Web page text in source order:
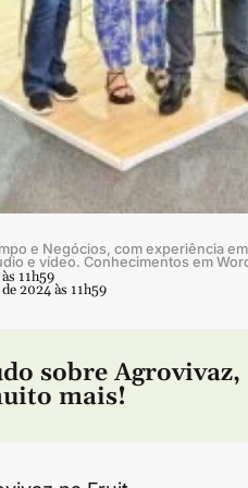
e Negócios, com experiência
e vídeo. Conhecimentos em
11h59
2024 às 11h59
sobre Agrovivaz,
mais!